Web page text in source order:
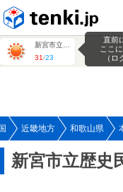
31/23
直前
ここ
（ロ
近畿地方 和歌山県
新宮市立歴史